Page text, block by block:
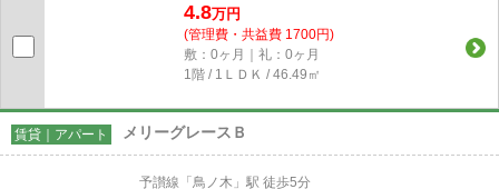
4.8万円
(管理費・共益費 1700円)
敷：0ヶ月｜礼：0ヶ月
1階 / 1ＬＤＫ / 46.49㎡
賃貸｜アパート メリーグレースＢ
予讃線「鳥ノ木」駅 徒歩5分